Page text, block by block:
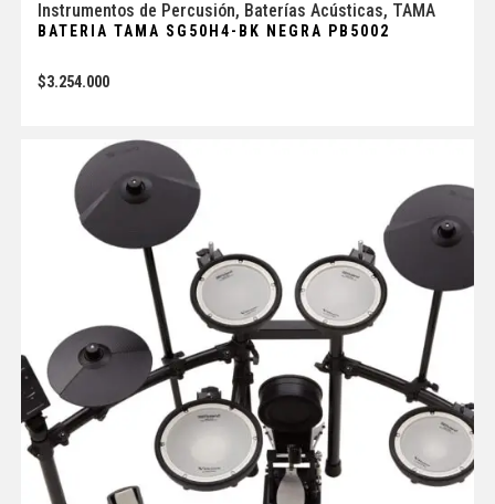
Instrumentos de Percusión, Baterías Acústicas, TAMA
BATERIA TAMA SG50H4-BK NEGRA PB5002
$3.254.000